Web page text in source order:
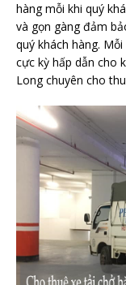
hàng mỗi khi quý
và gọn gàng đảm
quý khách hàng.
cực kỳ hấp dẫn cho
Long chuyên cho